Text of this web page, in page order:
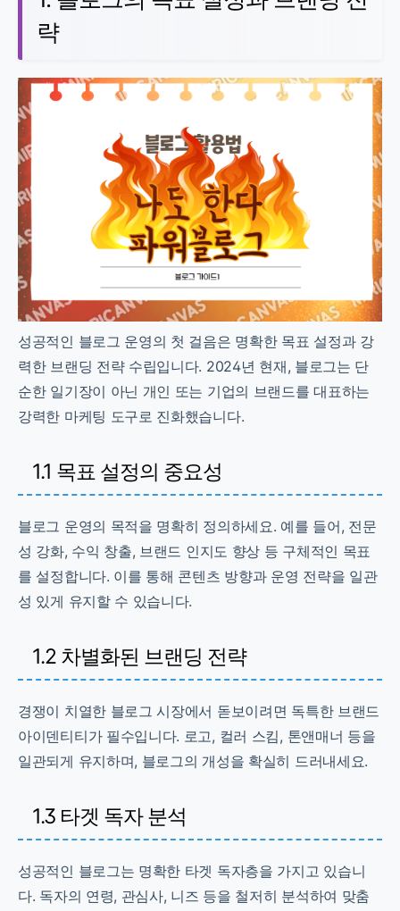
략
성공적인 블로그 운영의 첫 걸음은 명확한 목표 설정과 강
력한 브랜딩 전략 수립입니다. 2024년 현재, 블로그는 단
순한 일기장이 아닌 개인 또는 기업의 브랜드를 대표하는
강력한 마케팅 도구로 진화했습니다.
1.1 목표 설정의 중요성
블로그 운영의 목적을 명확히 정의하세요. 예를 들어, 전문
성 강화, 수익 창출, 브랜드 인지도 향상 등 구체적인 목표
를 설정합니다. 이를 통해 콘텐츠 방향과 운영 전략을 일관
성 있게 유지할 수 있습니다.
1.2 차별화된 브랜딩 전략
경쟁이 치열한 블로그 시장에서 돋보이려면 독특한 브랜드
아이덴티티가 필수입니다. 로고, 컬러 스킴, 톤앤매너 등을
일관되게 유지하며, 블로그의 개성을 확실히 드러내세요.
1.3 타겟 독자 분석
성공적인 블로그는 명확한 타겟 독자층을 가지고 있습니
다. 독자의 연령, 관심사, 니즈 등을 철저히 분석하여 맞춤